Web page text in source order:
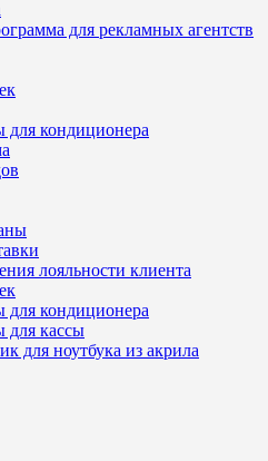
для рекламных агентств
кондиционера
лояльности клиента
кондиционера
для кассы
для ноутбука из акрила